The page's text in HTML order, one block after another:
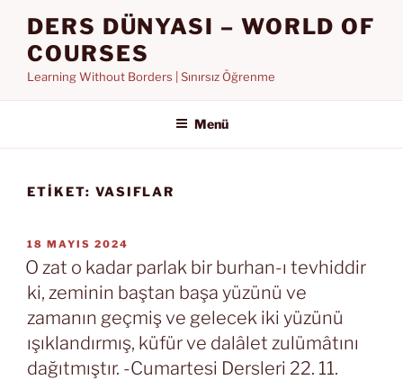
DERS DÜNYASI – WORLD OF
COURSES
Learning Without Borders | Sınırsız Öğrenme
Menü
ETIKET: VASIFLAR
YAYIM
TARIHI
18 MAYIS 2024
O zat o kadar parlak bir burhan-ı tevhiddir
ki, zeminin baştan başa yüzünü ve
zamanın geçmiş ve gelecek iki yüzünü
ışıklandırmış, küfür ve dalâlet zulümâtını
dağıtmıştır. -Cumartesi Dersleri 22. 11.